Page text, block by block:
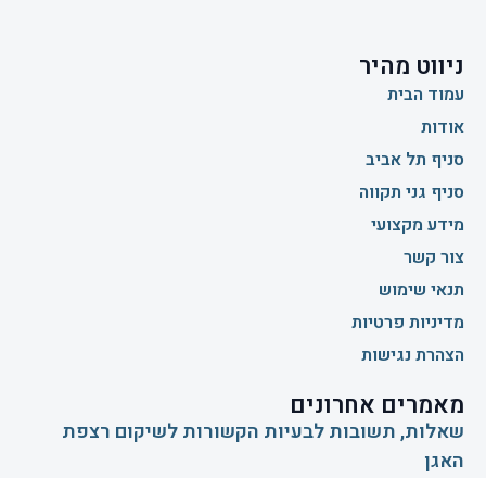
ניווט מהיר
עמוד הבית
אודות
סניף תל אביב
סניף גני תקווה
מידע מקצועי
צור קשר
תנאי שימוש
מדיניות פרטיות
הצהרת נגישות
מאמרים אחרונים
שאלות, תשובות לבעיות הקשורות לשיקום רצפת
האגן